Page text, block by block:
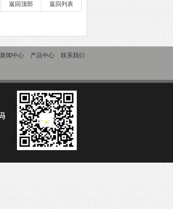
返回列表
返回顶部
新闻中心 产品中心 联系我们